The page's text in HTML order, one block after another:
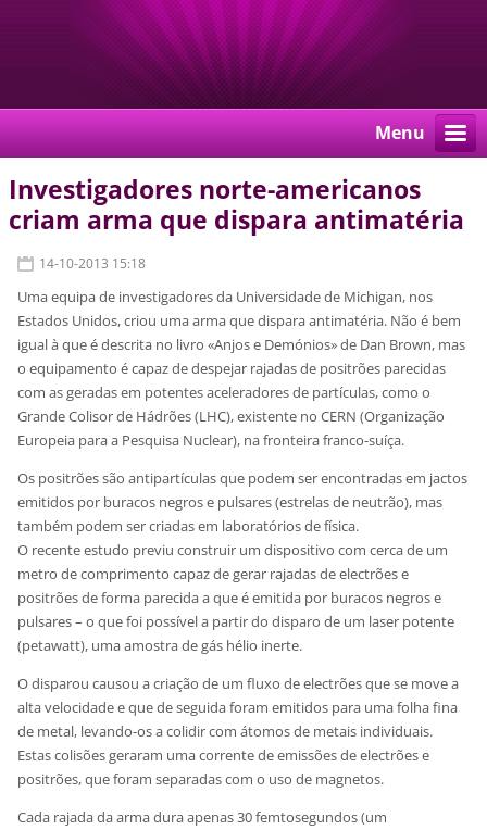
Menu
Investigadores norte-americanos
criam arma que dispara antimatéria
14-10-2013 15:18
Uma equipa de investigadores da Universidade de Michigan, nos
Estados Unidos, criou uma arma que dispara antimatéria. Não é bem
igual à que é descrita no livro «Anjos e Demónios» de Dan Brown, mas
o equipamento é capaz de despejar rajadas de positrões parecidas
com as geradas em potentes aceleradores de partículas, como o
Grande Colisor de Hádrões (LHC), existente no CERN (Organização
Europeia para a Pesquisa Nuclear), na fronteira franco-suíça.
Os positrões são antipartículas que podem ser encontradas em jactos
emitidos por buracos negros e pulsares (estrelas de neutrão), mas
também podem ser criadas em laboratórios de física.
O recente estudo previu construir um dispositivo com cerca de um
metro de comprimento capaz de gerar rajadas de electrões e
positrões de forma parecida a que é emitida por buracos negros e
pulsares – o que foi possível a partir do disparo de um laser potente
(petawatt), uma amostra de gás hélio inerte.
O disparou causou a criação de um fluxo de electrões que se move a
alta velocidade e que de seguida foram emitidos para uma folha fina
de metal, levando-os a colidir com átomos de metais individuais.
Estas colisões geraram uma corrente de emissões de electrões e
positrões, que foram separadas com o uso de magnetos.
Cada rajada da arma dura apenas 30 femtosegundos (um